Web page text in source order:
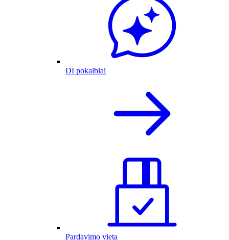
DI pokalbiai
Pardavimo vieta